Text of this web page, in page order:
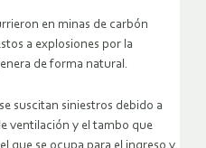
en minas de carbón
a explosiones por la
de forma natural.
suscitan siniestros debido a
ventilación y el tambo que